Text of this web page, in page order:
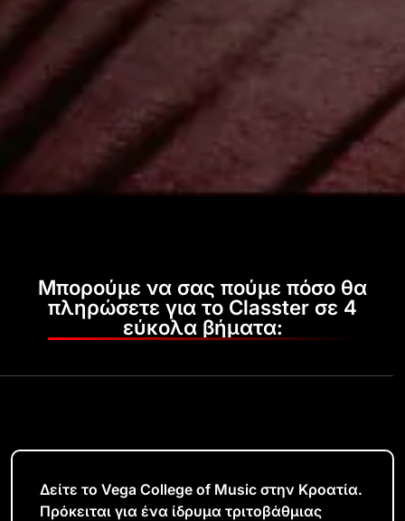
Μπορούμε να σας πούμε πόσο θα
πληρώσετε για το Classter σε 4
εύκολα βήματα:
Δείτε το Vega College of Music στην Κροατία.
Πρόκειται για ένα ίδρυμα τριτοβάθμιας